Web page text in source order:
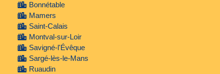
Bonnétable
Mamers
Saint-Calais
Montval-sur-Loir
Savigné-l'Évêque
Sargé-lès-le-Mans
Ruaudin